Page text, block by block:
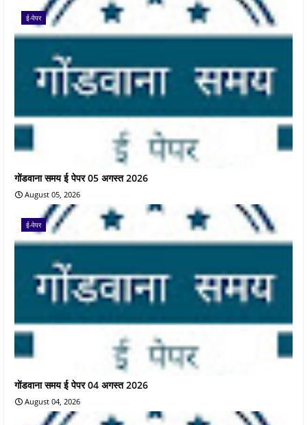
ई-पेपर
गोंडवाना समय ई पेपर 05 अगस्त 2026
August 05, 2026
ई-पेपर
गोंडवाना समय ई पेपर 04 अगस्त 2026
August 04, 2026